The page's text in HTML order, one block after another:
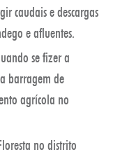
caudais e descargas
e afluentes.
se fizer a
barragem de
agrícola no
no distrito